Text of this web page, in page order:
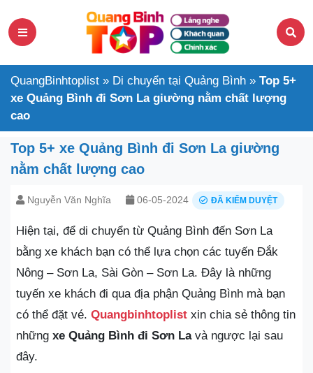
QuangBinhtoplist » Di chuyển tại Quảng Bình » Top 5+
xe Quảng Bình đi Sơn La giường nằm chất lượng
cao
Top 5+ xe Quảng Bình đi Sơn La giường
nằm chất lượng cao
Nguyễn Văn Nghĩa 06-05-2024 ĐÃ KIỂM DUYỆT
Hiện tại, để di chuyển từ Quảng Bình đến Sơn La
bằng xe khách bạn có thể lựa chọn các tuyến Đắk
Nông – Sơn La, Sài Gòn – Sơn La. Đây là những
tuyến xe khách đi qua địa phận Quảng Bình mà bạn
có thể đặt vé. Quangbinhtoplist xin chia sẻ thông tin
những xe Quảng Bình đi Sơn Lavà ngược lại sau
đây.